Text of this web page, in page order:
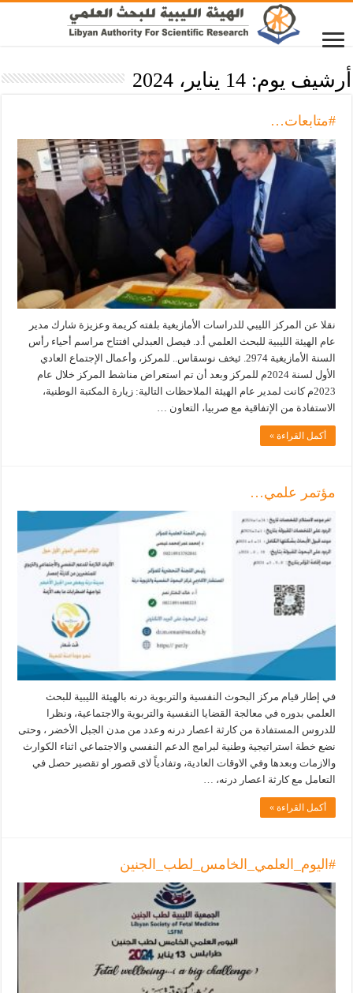
أرشيف يوم:14 يناير، 2024
#متابعات…
نقلا عن المركز الليبي للدراسات الأمازيغية بلفته كريمة وعزيزة شارك مدير
عام الهيئة الليبية للبحث العلمي أ.د. فيصل العبدلي افتتاح مراسم أحياء رأس
السنة الأمازيغية 2974. ئيخف نوسقاس.. للمركز، وأعمال الإجتماع العادي
الأول لسنة 2024م للمركز وبعد أن تم استعراض مناشط المركز خلال عام
2023م كانت لمدير عام الهيئة الملاحظات التالية: زيارة المكتبة الوطنية،
الاستفادة من الإتفاقية مع صربيا، التعاون …
أكمل القراءة »
مؤتمر علمي…
في إطار قيام مركز البحوث النفسية والتربوية درنه بالهيئة الليبية للبحث
العلمي بدوره في معالجة القضايا النفسية والتربوية والاجتماعية، ونظرا
للدروس المستفادة من كارثة اعصار درنه وعدد من مدن الجبل الأخضر ، وحتى
نضع خطة استراتيجية وطنية لبرامج الدعم النفسي والاجتماعي اثناء الكوارث
والازمات وبعدها وفي الاوقات العادية، وتفادياً لاى قصور او تقصير حصل في
التعامل مع كارثة اعصار درنه، …
أكمل القراءة »
#اليوم_العلمي_الخامس_لطب_الجنين